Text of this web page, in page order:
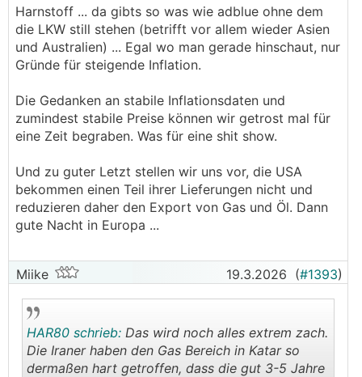
Harnstoff ... da gibts so was wie adblue ohne dem
die LKW still stehen (betrifft vor allem wieder Asien
und Australien) ... Egal wo man gerade hinschaut, nur
Gründe für steigende Inflation.
Die Gedanken an stabile Inflationsdaten und
zumindest stabile Preise können wir getrost mal für
eine Zeit begraben. Was für eine shit show.
Und zu guter Letzt stellen wir uns vor, die USA
bekommen einen Teil ihrer Lieferungen nicht und
reduzieren daher den Export von Gas und Öl. Dann
gute Nacht in Europa ...
Miike 19.3.2026 (#1393)
HAR80 schrieb: Das wird noch alles extrem zach.
Die Iraner haben den Gas Bereich in Katar so
dermaßen hart getroffen, dass die gut 3-5 Jahre